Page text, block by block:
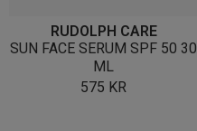
RUDOLPH CARE
SUN FACE SERUM SPF 50 30
ML
575 KR